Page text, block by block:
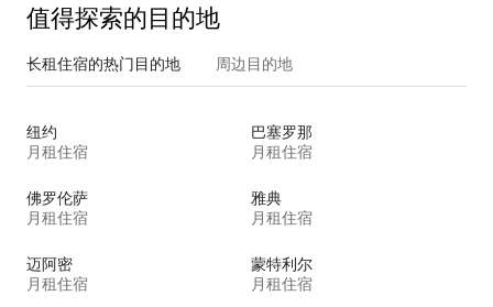
值得探索的目的地
长租住宿的热门目的地 周边目的地
纽约
月租住宿
巴塞罗那
月租住宿
佛罗伦萨
月租住宿
雅典
月租住宿
迈阿密
月租住宿
蒙特利尔
月租住宿